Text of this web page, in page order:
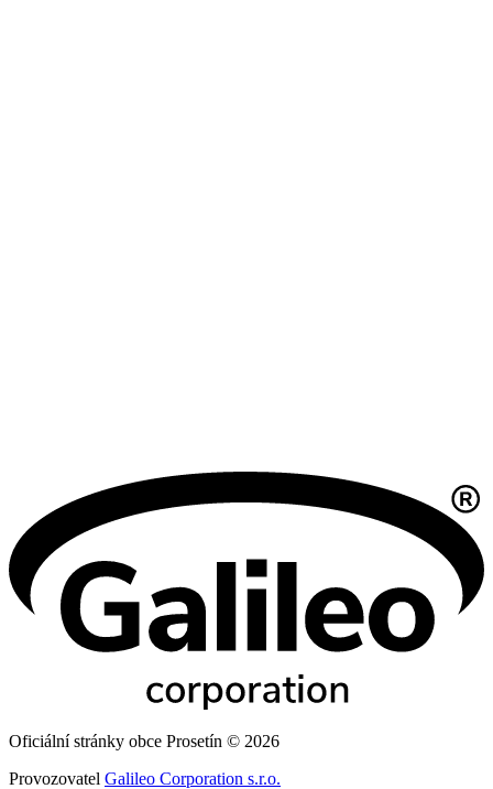
Oficiální stránky obce Prosetín © 2026
Provozovatel Galileo Corporation s.r.o.